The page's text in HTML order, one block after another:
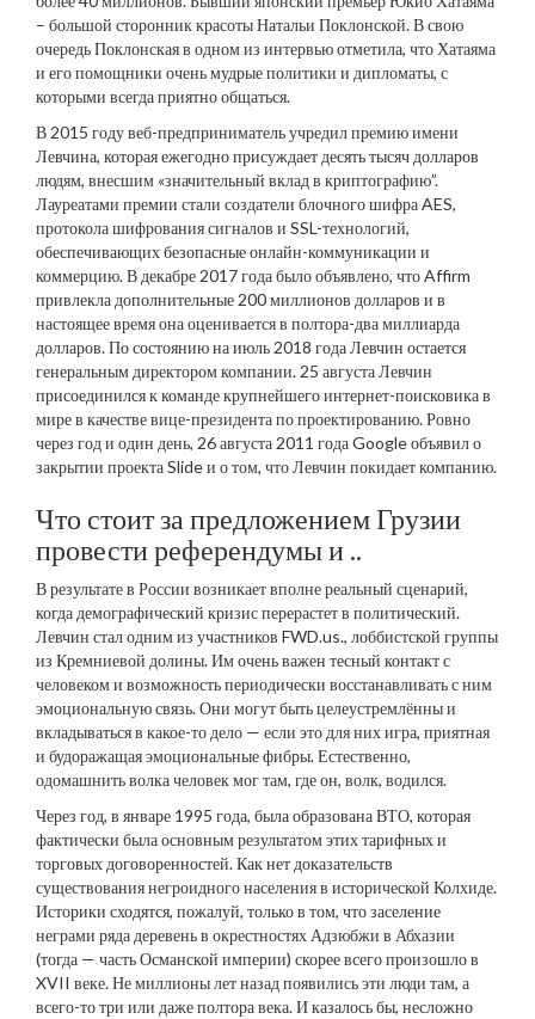
– большой сторонник красоты Натальи Поклонской. В свою
очередь Поклонская в одном из интервью отметила, что Хатаяма
и его помощники очень мудрые политики и дипломаты, с
которыми всегда приятно общаться.
В 2015 году веб-предприниматель учредил премию имени
Левчина, которая ежегодно присуждает десять тысяч долларов
людям, внесшим «значительный вклад в криптографию”.
Лауреатами премии стали создатели блочного шифра AES,
протокола шифрования сигналов и SSL-технологий,
обеспечивающих безопасные онлайн-коммуникации и
коммерцию. В декабре 2017 года было объявлено, что Affirm
привлекла дополнительные 200 миллионов долларов и в
настоящее время она оценивается в полтора-два миллиарда
долларов. По состоянию на июль 2018 года Левчин остается
генеральным директором компании. 25 августа Левчин
присоединился к команде крупнейшего интернет-поисковика в
мире в качестве вице-президента по проектированию. Ровно
через год и один день, 26 августа 2011 года Google объявил о
закрытии проекта Slide и о том, что Левчин покидает компанию.
Что стоит за предложением Грузии
провести референдумы и ..
В результате в России возникает вполне реальный сценарий,
когда демографический кризис перерастет в политический.
Левчин стал одним из участников FWD.us., лоббистской группы
из Кремниевой долины. Им очень важен тесный контакт с
человеком и возможность периодически восстанавливать с ним
эмоциональную связь. Они могут быть целеустремлённы и
вкладываться в какое-то дело — если это для них игра, приятная
и будоражащая эмоциональные фибры. Естественно,
одомашнить волка человек мог там, где он, волк, водился.
Через год, в январе 1995 года, была образована ВТО, которая
фактически была основным результатом этих тарифных и
торговых договоренностей. Как нет доказательств
существования негроидного населения в исторической Колхиде.
Историки сходятся, пожалуй, только в том, что заселение
неграми ряда деревень в окрестностях Адзюбжи в Абхазии
(тогда — часть Османской империи) скорее всего произошло в
XVII веке. Не миллионы лет назад появились эти люди там, а
всего-то три или даже полтора века. И казалось бы, несложно